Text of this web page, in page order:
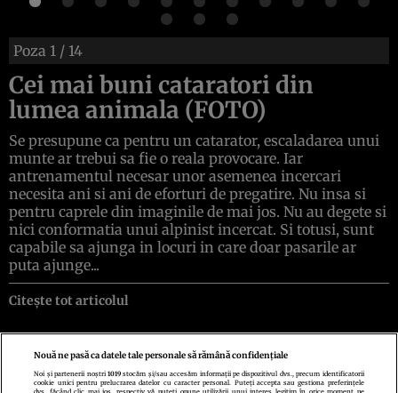
Poza 1 / 14
Cei mai buni cataratori din
lumea animala (FOTO)
Se presupune ca pentru un catarator, escaladarea unui
munte ar trebui sa fie o reala provocare. Iar
antrenamentul necesar unor asemenea incercari
necesita ani si ani de eforturi de pregatire. Nu insa si
pentru caprele din imaginile de mai jos. Nu au degete si
nici conformatia unui alpinist incercat. Si totusi, sunt
capabile sa ajunga in locuri in care doar pasarile ar
puta ajunge...
Citește tot articolul
Politica de confidenţialitate Politica de cookiesTermeni şi condiţii
Nouă ne pasă ca datele tale personale să rămână confidențiale
Noi și partenerii noștri1019 stocăm și/sau accesăm informații pe dispozitivul dvs., precum identificatorii
cookie unici pentru prelucrarea datelor cu caracter personal. Puteți accepta sau gestiona preferințele
dvs. făcând clic mai jos, respectiv vă puteți opune utilizării unui interes legitim în orice moment pe